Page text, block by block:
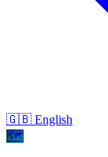
🇬🇧 English
🗺